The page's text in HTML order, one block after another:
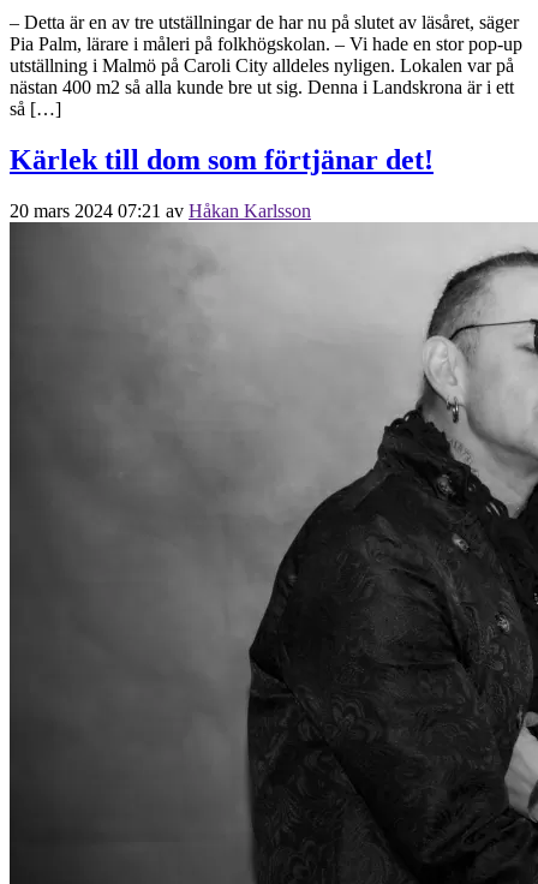
– Detta är en av tre utställningar de har nu på slutet av läsåret, säger
Pia Palm, lärare i måleri på folkhögskolan. – Vi hade en stor pop-up
utställning i Malmö på Caroli City alldeles nyligen. Lokalen var på
nästan 400 m2 så alla kunde bre ut sig. Denna i Landskrona är i ett
så […]
Kärlek till dom som förtjänar det!
20 mars 2024 07:21 av Håkan Karlsson